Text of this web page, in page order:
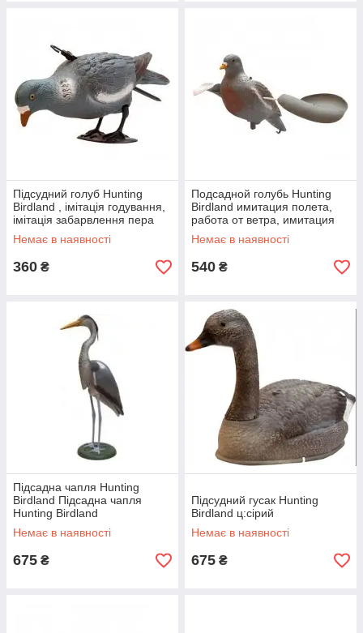
Підсудний голуб Hunting
Birdland , імітація годування,
імітація забарвлення пера
Немає в наявності
360 ₴
Подсадной голубь Hunting
Birdland имитация полета,
работа от ветра, имитация
окраски пера
Немає в наявності
540 ₴
Підсадна чапля Hunting
Birdland Підсадна чапля
Hunting Birdland
Немає в наявності
675 ₴
Підсудний гусак Hunting
Birdland ц:сірий
Немає в наявності
675 ₴